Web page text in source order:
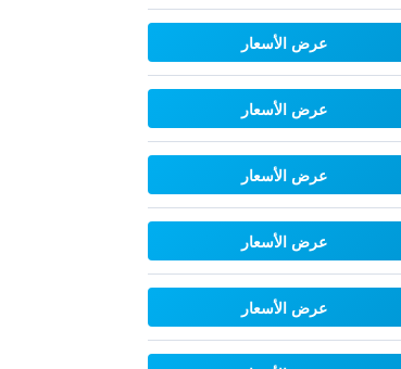
عرض الأسعار
عرض الأسعار
عرض الأسعار
عرض الأسعار
عرض الأسعار